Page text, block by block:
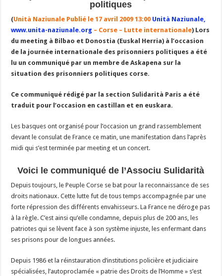
politiques
(Unità Naziunale Publié le 17 avril 2009 13:00 Unità Naziunale,
www.unita-naziunale.org – Corse – Lutte internationale) Lors
du meeting à Bilbao et Donostia (Euskal Herria) à l’occasion
de la journée internationale des prisonniers politiques a été
lu un communiqué par un membre de Askapena sur la
situation des prisonniers politiques corse.
Ce communiqué rédigé par la section Sulidarità Paris a été
traduit pour l’occasion en castillan et en euskara.
Les basques ont organisé pour l’occasion un grand rassemblement
devant le consulat de France ce matin, une manifestation dans l’après
midi qui s’est terminée par meeting et un concert.
Voici le communiqué de l’Associu Sulidarità
Depuis toujours, le Peuple Corse se bat pour la reconnaissance de ses
droits nationaux. Cette lutte fut de tous temps accompagnée par une
forte répression des différents envahisseurs. La France ne déroge pas
à la règle. C’est ainsi qu’elle condamne, depuis plus de 200 ans, les
patriotes qui se lèvent face à son système injuste, les enfermant dans
ses prisons pour de longues années.
Depuis 1986 et la réinstauration d’institutions policière et judiciaire
spécialisées, l’autoproclamée « patrie des Droits de l’Homme » s’est